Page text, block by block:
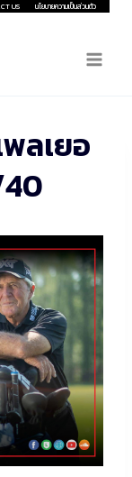
US นโยบายความเป็นส่วนตัว
ลเยอ